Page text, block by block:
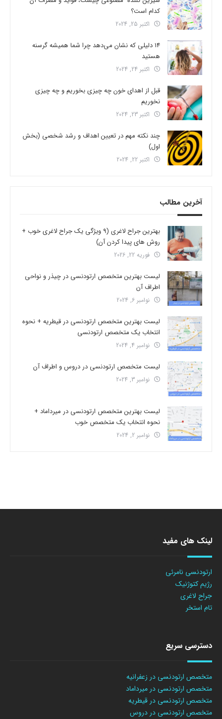
کدام است؟
اکتبر 25, 2024
14 دلیلی که نشان می‌دهد چرا شما همیشه گرسنه
هستید
اکتبر 24, 2024
قبل از اهدای خون چه چیزی بخوریم و چه چیزی
نخوریم
اکتبر 23, 2024
چند نکته مهم در تعیین اهداف و رشد شخصی (بخش
اول)
اکتبر 22, 2024
آخرین مطالب
بهترین جراح لاغری (9 ویژگی یک جراح لاغری خوب +
روش های پیدا کردن آن)
فوریه 22, 2026
لیست بهترین متخصص ارتودنسی در چیذر و نواحی
اطراف آن
نوامبر 6, 2024
لیست بهترین متخصص ارتودنسی در قیطریه + نحوه
انتخاب یک متخصص ارتودنسی
نوامبر 4, 2024
لیست متخصص ارتودنسی در دروس و اطراف آن
نوامبر 3, 2024
لیست بهترین متخصص ارتودنسی در میرداماد +
نحوه انتخاب یک متخصص خوب
نوامبر 2, 2024
لینک های مفید
ارتودنسی نامرئی
رژیم کتوژنیک
جراح لاغری
تام استخر
دسترسی سریع
متخصص ارتودنسی در زعفرانیه
متخصص ارتودنسی در میرداماد
متخصص ارتودنسی در قیطریه
متخصص ارتودنسی در دروس